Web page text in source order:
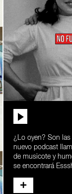
¿Lo oyen? Son
nuevo podcast
de musicote y
se encontrará